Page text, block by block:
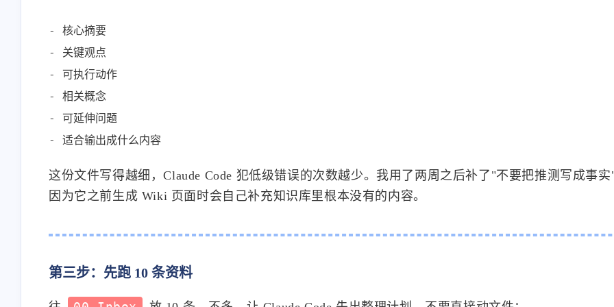
- 核心摘要
- 关键观点
- 可执行动作
- 相关概念
- 可延伸问题
这份文件写得越细，Claude Code 犯低级错误的次数越少。我用了两周之后补了"不要把推测写成事
因为它之前生成 Wiki 页面时会自己补充知识库里根本没有的内容。
第三步：先跑 10 条资料